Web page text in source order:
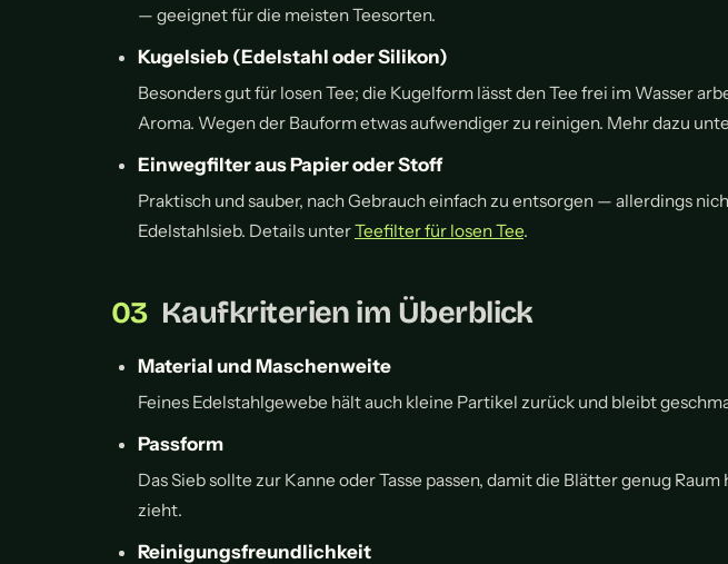
— geeignet für die meisten Teesorten.
Kugelsieb (Edelstahl oder Silikon)
Besonders gut für losen Tee; die Kugelform lässt den Tee frei im Wasser
Aroma. Wegen der Bauform etwas aufwendiger zu reinigen. Mehr dazu
Einwegfilter aus Papier oder Stoff
Praktisch und sauber, nach Gebrauch einfach zu entsorgen — allerdings
Edelstahlsieb. Details unterTeefilter für losen Tee.
Kaufkriterien im Überblick
Material und Maschenweite
Feines Edelstahlgewebe hält auch kleine Partikel zurück und bleibt
Passform
Das Sieb sollte zur Kanne oder Tasse passen, damit die Blätter genug
zieht.
Reinigungsfreundlichkeit